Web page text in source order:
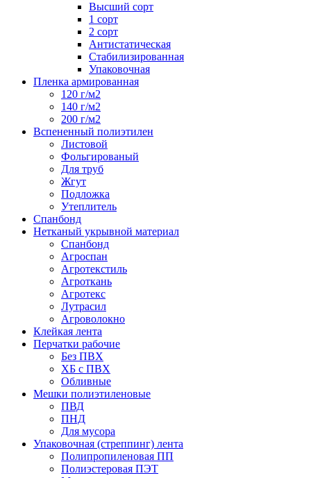
Высший сорт
1 сорт
2 сорт
Антистатическая
Стабилизированная
Упаковочная
Пленка армированная
120 г/м2
140 г/м2
200 г/м2
Вспененный полиэтилен
Листовой
Фольгированый
Для труб
Жгут
Подложка
Утеплитель
Спанбонд
Нетканый укрывной материал
Спанбонд
Агроспан
Агротекстиль
Агроткань
Агротекс
Лутрасил
Агроволокно
Клейкая лента
Перчатки рабочие
Без ПВХ
ХБ с ПВХ
Обливные
Мешки полиэтиленовые
ПВД
ПНД
Для мусора
Упаковочная (стреппинг) лента
Полипропиленовая ПП
Полиэстеровая ПЭТ